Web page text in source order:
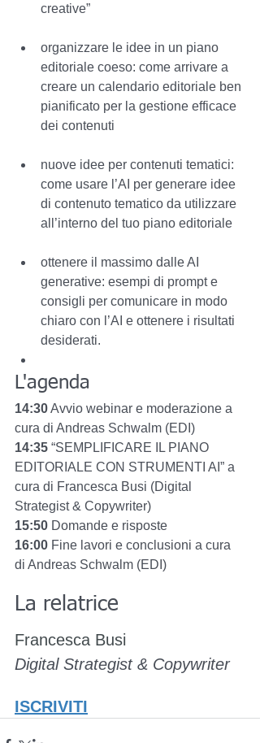
creative”
organizzare le idee in un piano
editoriale coeso: come arrivare a
creare un calendario editoriale ben
pianificato per la gestione efficace
dei contenuti
nuove idee per contenuti tematici:
come usare l’AI per generare idee
di contenuto tematico da utilizzare
all’interno del tuo piano editoriale
ottenere il massimo dalle AI
generative: esempi di prompt e
consigli per comunicare in modo
chiaro con l’AI e ottenere i risultati
desiderati.
L'agenda
14:30 Avvio webinar e moderazione a
cura di Andreas Schwalm (EDI)
14:35 “SEMPLIFICARE IL PIANO
EDITORIALE CON STRUMENTI AI” a
cura di Francesca Busi (Digital
Strategist & Copywriter)
15:50 Domande e risposte
16:00 Fine lavori e conclusioni a cura
di Andreas Schwalm (EDI)
La relatrice
Francesca Busi
Digital Strategist & Copywriter
ISCRIVITI